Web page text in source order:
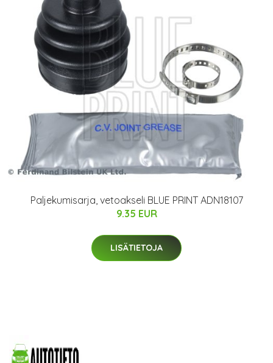
Paljekumisarja, vetoakseli BLUE PRINT ADN18107
9.35 EUR
LISÄTIETOJA